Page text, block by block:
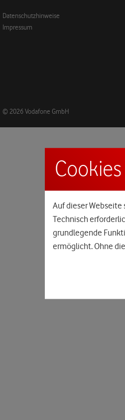
Datenschutzhinweise
Impressum
© 2026 Vodafone GmbH
Cookies
Auf dieser
Technisch
grundlegende
ermöglicht. Ohne